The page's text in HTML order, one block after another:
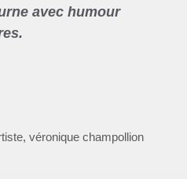
avec humour
, véronique champollion